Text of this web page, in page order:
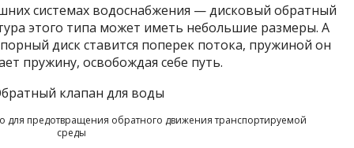
системах водоснабжения — дисковый обратный
этого типа может иметь небольшие размеры. А
диск ставится поперек потока, пружиной он
пружину, освобождая себе путь.
для предотвращения обратного движения транспортируемой
среды